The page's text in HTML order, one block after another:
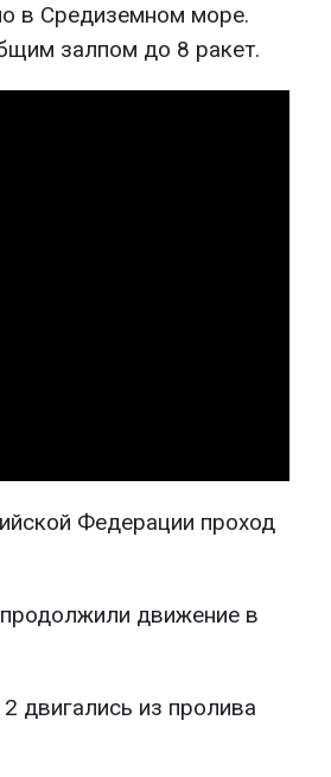
в Средиземном море.
залпом до 8 ракет.
Федерации проход
движение в
двигались из пролива